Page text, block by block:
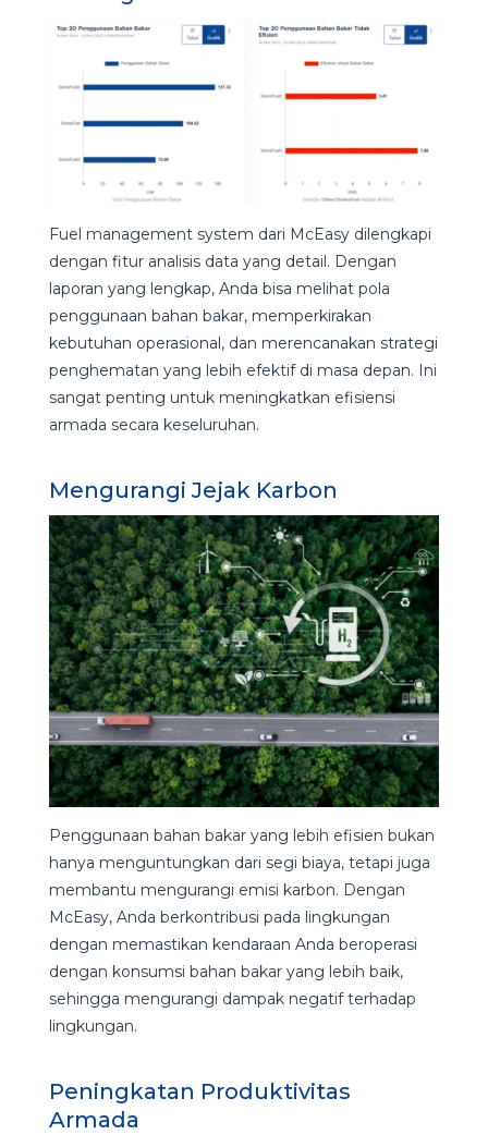
Fuel management system dari McEasy dilengkapi
dengan fitur analisis data yang detail. Dengan
laporan yang lengkap, Anda bisa melihat pola
penggunaan bahan bakar, memperkirakan
kebutuhan operasional, dan merencanakan strategi
penghematan yang lebih efektif di masa depan. Ini
sangat penting untuk meningkatkan efisiensi
armada secara keseluruhan.
Mengurangi Jejak Karbon
Penggunaan bahan bakar yang lebih efisien bukan
hanya menguntungkan dari segi biaya, tetapi juga
membantu mengurangi emisi karbon. Dengan
McEasy, Anda berkontribusi pada lingkungan
dengan memastikan kendaraan Anda beroperasi
dengan konsumsi bahan bakar yang lebih baik,
sehingga mengurangi dampak negatif terhadap
lingkungan.
Peningkatan Produktivitas
Armada